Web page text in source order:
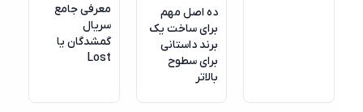
ده اصل مهم
برای ساخت یک
برند داستانی
برای سطوح
معرفی جامع
سریال
گمشدگان یا